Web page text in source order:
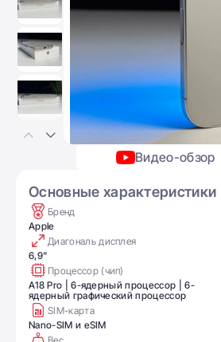
Видео-обзор
Основные характеристики
Бренд
Apple
Диагональ дисплея
6,9"
Процессор (чип)
A18 Pro | 6-ядерный процессор | 6-
ядерный графический процессор
SIM-карта
Nano-SIM и eSIM
Вес